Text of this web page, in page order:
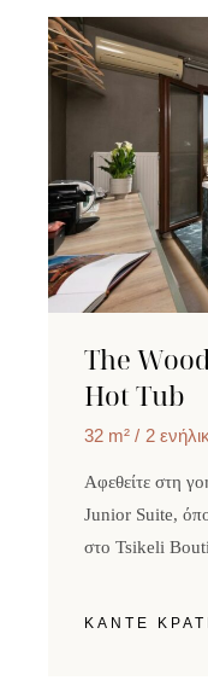
The
Hot Tub
32 m² 2
Αφεθείτε στη
Junior Suite,
στο Tsikeli
ΚΑΝΤΕ